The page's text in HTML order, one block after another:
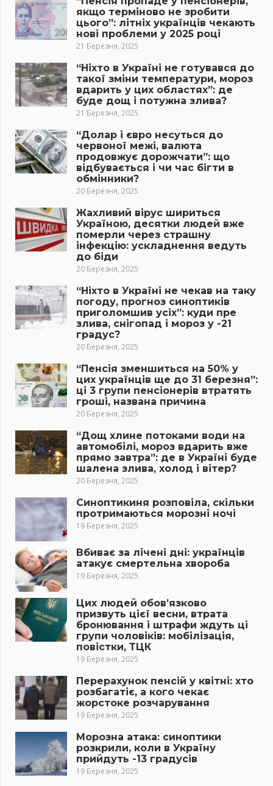
якщо терміново не зробити
цього”: літніх українців чекають
нові проблеми у 2025 році
21 Березня, 2025
“Ніхто в Україні не готувався до
такої зміни температури, мороз
вдарить у цих областях”: де
буде дощ і потужна злива?
21 Березня, 2025
“Долар і євро несуться до
червоної межі, валюта
продовжує дорожчати”: що
відбувається і чи час бігти в
обмінники?
20 Березня, 2025
Жахливий вірус шириться
Україною, десятки людей вже
померли через страшну
інфекцію: ускладнення ведуть
до біди
20 Березня, 2025
“Ніхто в Україні не чекав на таку
погоду, прогноз синоптиків
приголомшив усіх”: куди пре
злива, снігопад і мороз у -21
градус?
20 Березня, 2025
“Пенсія зменшиться на 50% у
цих українців ще до 31 березня”:
ці 3 групи пенсіонерів втратять
гроші, названа причина
20 Березня, 2025
“Дощ хлине потоками води на
автомобілі, мороз вдарить вже
прямо завтра”: де в Україні буде
шалена злива, холод і вітер?
20 Березня, 2025
Синоптикиня розповіла, скільки
протримаються морозні ночі
19 Березня, 2025
Вбиває за лічені дні: українців
атакує смертельна хвороба
19 Березня, 2025
Цих людей обов’язково
призвуть цієї весни, втрата
бронювання і штрафи ждуть ці
групи чоловіків: мобілізація,
повістки, ТЦК
19 Березня, 2025
Перерахунок пенсій у квітні: хто
розбагатіє, а кого чекає
жорстоке розчарування
19 Березня, 2025
Морозна атака: синоптики
розкрили, коли в Україну
прийдуть -13 градусів
19 Березня, 2025